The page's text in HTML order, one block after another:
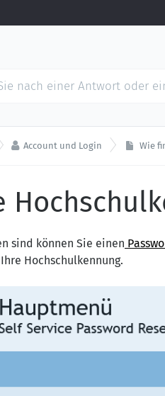
 Account und Login Wie
sind können Sie einen
Hochschulkennung.